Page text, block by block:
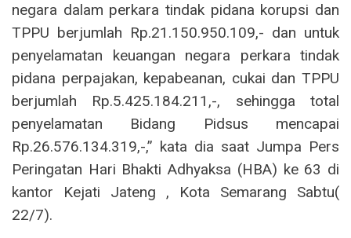
negara dalam perkara tindak pidana korupsi dan
TPPU berjumlah Rp.21.150.950.109,- dan untuk
penyelamatan keuangan negara perkara tindak
pidana perpajakan, kepabeanan, cukai dan TPPU
berjumlah Rp.5.425.184.211,-, sehingga total
penyelamatan Bidang Pidsus mencapai
Rp.26.576.134.319,-,” kata dia saat Jumpa Pers
Peringatan Hari Bhakti Adhyaksa (HBA) ke 63 di
kantor Kejati Jateng , Kota Semarang Sabtu(
22/7).